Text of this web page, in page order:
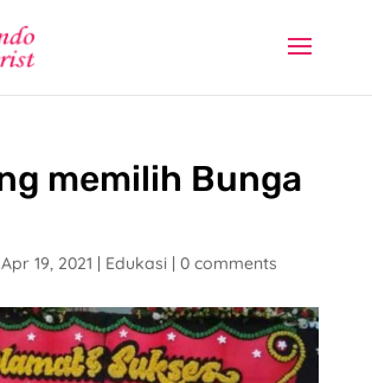
memilih Bunga
Apr 19, 2021 | Edukasi | 0 comments